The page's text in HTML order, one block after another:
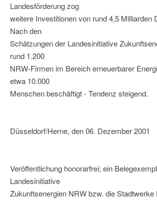
Landesförderung zog
weitere Investitionen von rund 4,5 Milliarden
Nach den
Schätzungen der Landesinitiative
rund 1.200
NRW-Firmen im Bereich erneuerbarer
etwa 10.000
Menschen beschäftigt - Tendenz steigend.
Düsseldorf/Herne, den 06. Dezember 2001
Veröffentlichung honorarfrei; ein
Landesinitiative
Zukunftsenergien NRW bzw. die Stadtwerke